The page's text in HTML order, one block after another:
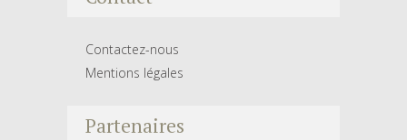
Contactez-nous
Mentions légales
Partenaires